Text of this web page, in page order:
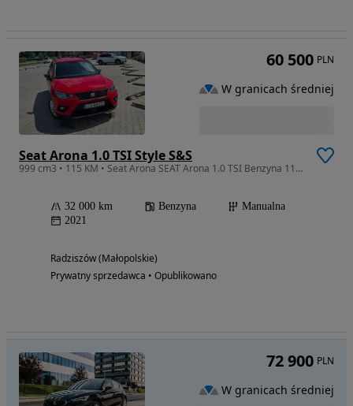
Seat Arona 1.0 TSI Style S&S
999 cm3 • 115 KM • Seat Arona SEAT Arona 1.0 TSI Benzyna 115KM niski przebieg super stan
32 000 km Benzyna
Manualna
2021
Radziszów (Małopolskie)
Prywatny sprzedawca • Opublikowano
60 500 PLN
W granicach średniej
72 900 PLN
W granicach średniej